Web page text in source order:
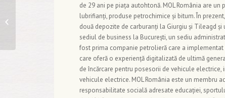
de 29 ani pe piața autohtonă. MOL România are
lubrifianți, produse petrochimice și bitum. În
două depozite de carburanți la Giurgiu și Tileagd
sediul de business la București, un sediu
fost prima companie petrolieră care a
care oferă o experiență digitalizată de ultimă
de încărcare pentru posesorii de vehicule
vehicule electrice. MOL România este un membru
responsabilitate socială adresate educației,
American Councils for